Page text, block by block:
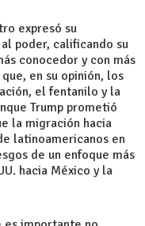
expresó su
poder, calificando su
conocedor y con más
en su opinión, los
el fentanilo y la
Trump prometió
la migración hacia
latinoamericanos en
de un enfoque más
hacia México y la